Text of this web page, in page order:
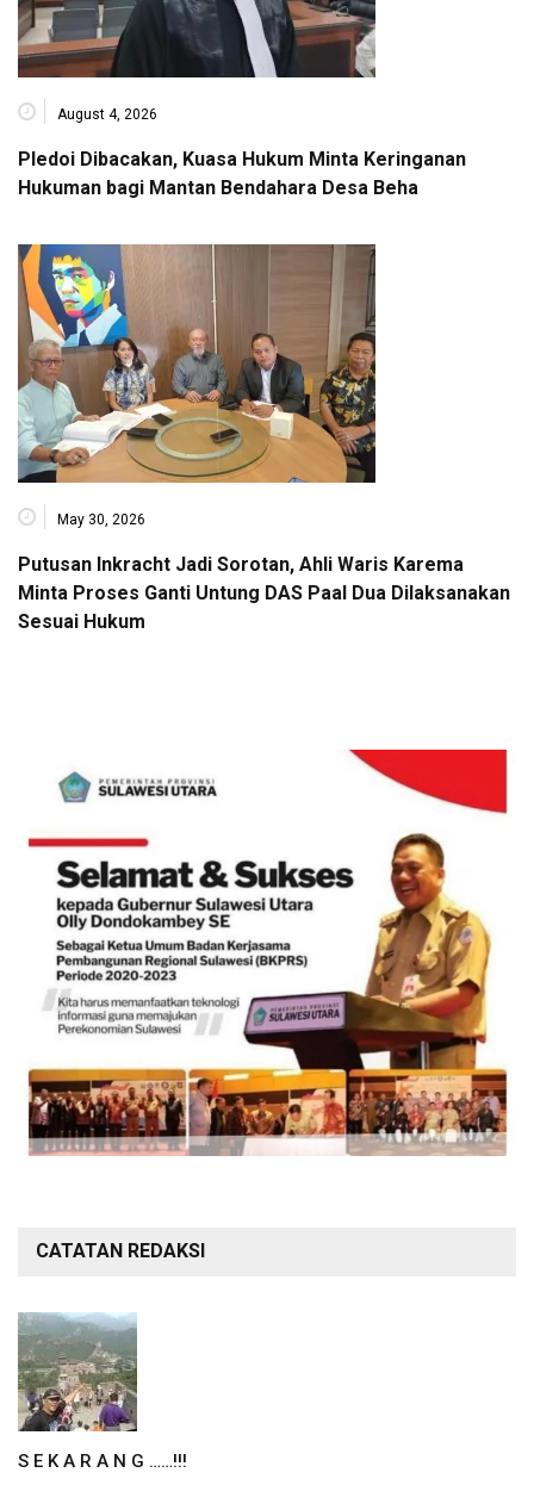
August 4, 2026
Pledoi Dibacakan, Kuasa Hukum Minta Keringanan
Hukuman bagi Mantan Bendahara Desa Beha
May 30, 2026
Putusan Inkracht Jadi Sorotan, Ahli Waris Karema
Minta Proses Ganti Untung DAS Paal Dua Dilaksanakan
Sesuai Hukum
CATATAN REDAKSI
S E K A R A N G ……!!!